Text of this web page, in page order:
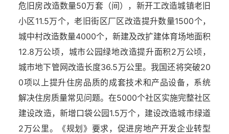
危旧房改造数量50万套（间），新开工改造城镇老旧
小区11.5万个，老旧街区厂区改造提升数量1500个，
城中村改造数量4000个，新建及改扩建体育场地面积
12.8万公顷，城市公园绿地改造提升面积2万公顷，
城市地下管网改造长度36.5万公里。我国还将突破20
0项以上提升住房品质的成套技术和产品设备，系统
解决住房质量常见问题。在5000个社区实施完整社区
建设改造，新增口袋公园1.5万个，建设改造城市绿道
2万公里。《规划》要求，促进房地产开发企业转型